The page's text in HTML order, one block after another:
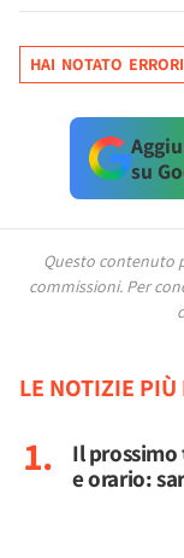
HAI NOTATO
su
Questo contenuto
commissioni. Per
LE NOTIZIE PIÙ
Il prossimo
e orario: